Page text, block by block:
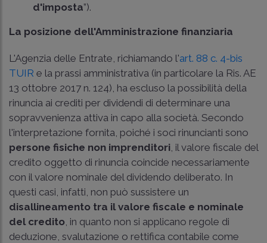
d'imposta”).
La posizione dell'Amministrazione finanziaria
L'Agenzia delle Entrate, richiamando l'art. 88 c. 4-bis
TUIR e la prassi amministrativa (in particolare la Ris. AE
13 ottobre 2017 n. 124), ha escluso la possibilità della
rinuncia ai crediti per dividendi di determinare una
sopravvenienza attiva in capo alla società. Secondo
l'interpretazione fornita, poiché i soci rinuncianti sono
persone fisiche non imprenditori , il valore fiscale del
credito oggetto di rinuncia coincide necessariamente
con il valore nominale del dividendo deliberato. In
questi casi, infatti, non può sussistere un
disallineamento tra il valore fiscale e nominale
del credito , in quanto non si applicano regole di
deduzione, svalutazione o rettifica contabile come